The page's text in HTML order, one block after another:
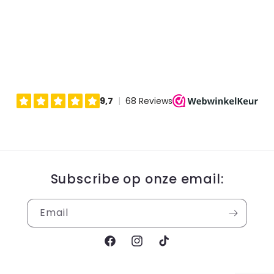
Subscribe op onze email:
Email
FacebookInstagram
TikTok